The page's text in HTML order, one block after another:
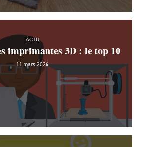
ACTU
imprimantes 3D : le top 10
11 mars 2026